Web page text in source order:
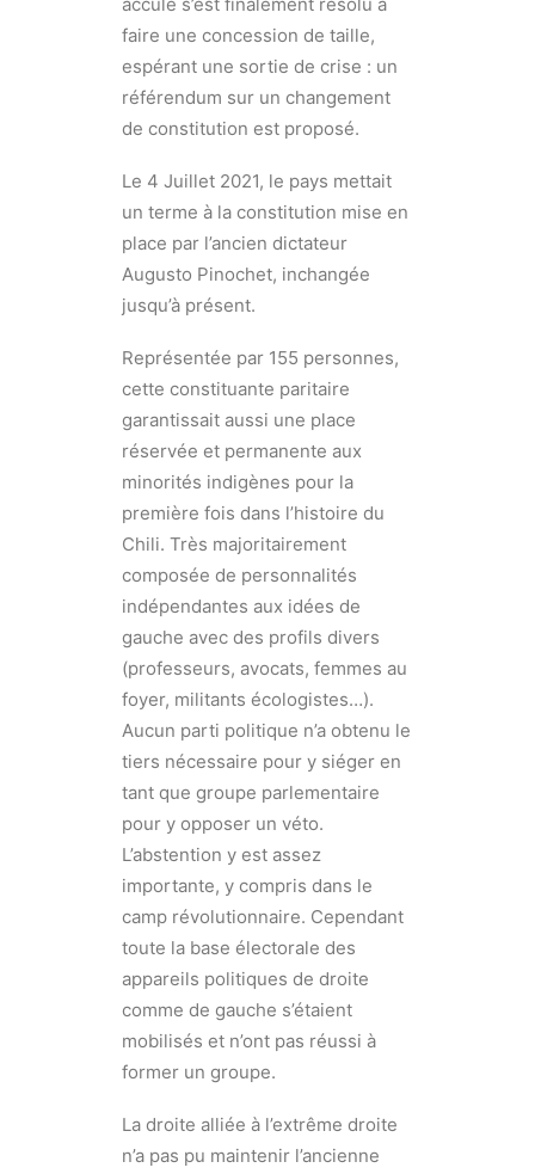
faire une concession de taille,
espérant une sortie de crise : un
référendum sur un changement
de constitution est proposé.
Le 4 Juillet 2021, le pays mettait
un terme à la constitution mise en
place par l’ancien dictateur
Augusto Pinochet, inchangée
jusqu’à présent.
Représentée par 155 personnes,
cette constituante paritaire
garantissait aussi une place
réservée et permanente aux
minorités indigènes pour la
première fois dans l’histoire du
Chili. Très majoritairement
composée de personnalités
indépendantes aux idées de
gauche avec des profils divers
(professeurs, avocats, femmes au
foyer, militants écologistes…).
Aucun parti politique n’a obtenu le
tiers nécessaire pour y siéger en
tant que groupe parlementaire
pour y opposer un véto.
L’abstention y est assez
importante, y compris dans le
camp révolutionnaire. Cependant
toute la base électorale des
appareils politiques de droite
comme de gauche s’étaient
mobilisés et n’ont pas réussi à
former un groupe.
La droite alliée à l’extrême droite
n’a pas pu maintenir l’ancienne